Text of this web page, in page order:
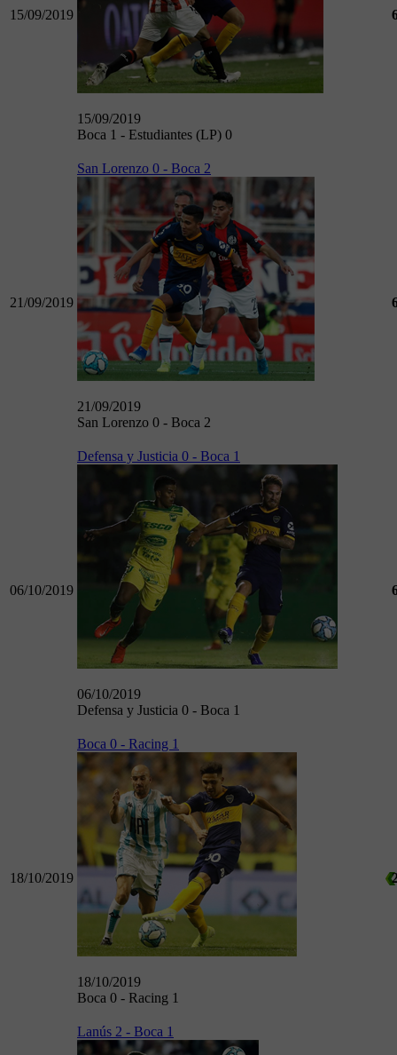
15/09/2019
15/09/2019
Boca 1 - Estudiantes (LP) 0
21/09/2019
San Lorenzo 0 - Boca 2
21/09/2019
San Lorenzo 0 - Boca 2
06/10/2019
Defensa y Justicia 0 - Boca 1
06/10/2019
Defensa y Justicia 0 - Boca 1
18/10/2019
Boca 0 - Racing 1
18/10/2019
Boca 0 - Racing 1
Lanús 2 - Boca 1